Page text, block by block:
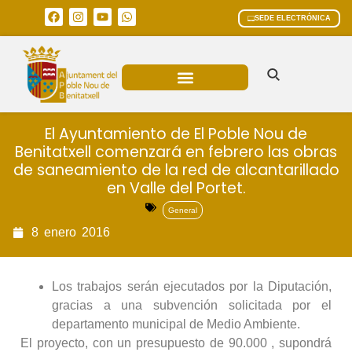
SEDE ELECTRÓNICA
El Ayuntamiento de El Poble Nou de
Benitatxell comenzará en febrero las obras
de saneamiento de la red de alcantarillado
en Valle del Portet.
General
8 enero 2016
Los trabajos serán ejecutados por la Diputación,
gracias a una subvención solicitada por el
departamento municipal de Medio Ambiente.
El proyecto, con un presupuesto de 90.000 , supondrá